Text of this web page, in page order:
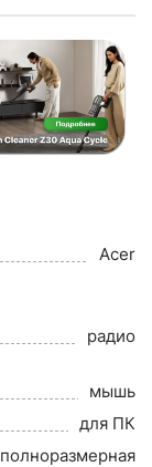
Acer
радио
мышь
для ПК
полноразмерная